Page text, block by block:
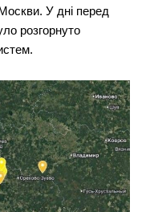
Москви. У дні перед
розгорнуто